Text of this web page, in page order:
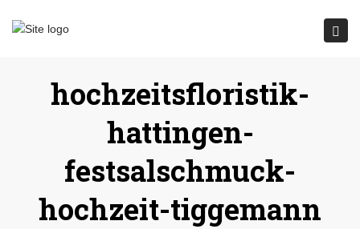
Submit
hochzeitsfloristik-
hattingen-
festsalschmuck-
hochzeit-tiggemann